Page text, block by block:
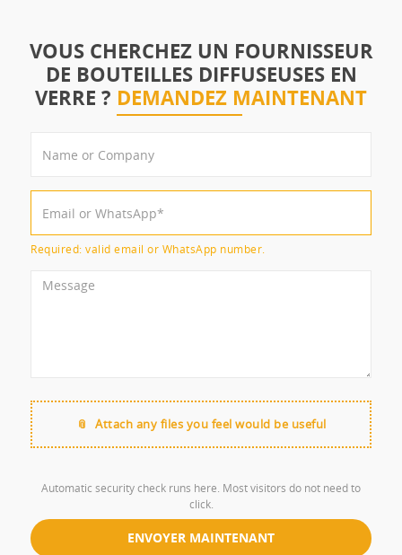
VOUS CHERCHEZ UN FOURNISSEUR
DE BOUTEILLES DIFFUSEUSES EN
VERRE ? DEMANDEZ MAINTENANT
Required: valid email or WhatsApp number.
Attach any files you feel would be useful
Automatic security check runs here. Most visitors do not need to
click.